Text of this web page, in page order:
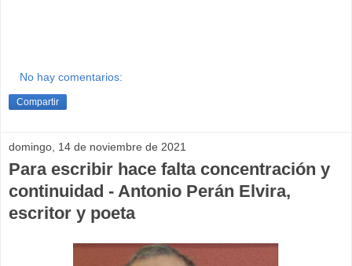
No hay comentarios:
Compartir
domingo, 14 de noviembre de 2021
Para escribir hace falta concentración y
continuidad - Antonio Perán Elvira,
escritor y poeta